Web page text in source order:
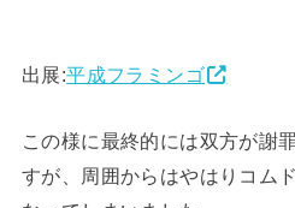
出展:平成フラミンゴ
この様に最終的には双方が謝
すが、周囲からはやはりコム